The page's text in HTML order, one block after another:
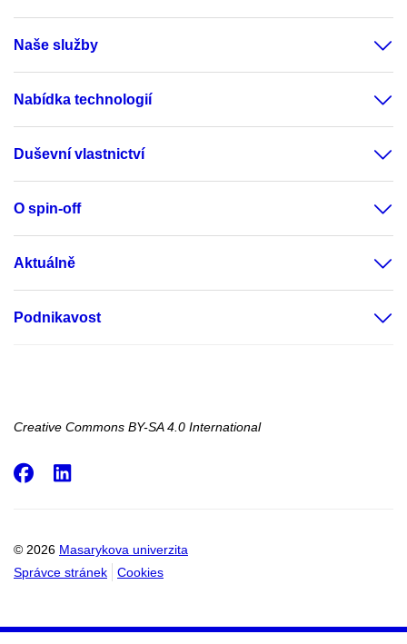
Naše služby
Nabídka technologií
Duševní vlastnictví
O spin-off
Aktuálně
Podnikavost
Creative Commons BY-SA 4.0 International
© 2026 Masarykova univerzita
Správce stránek
Cookies
Facebook